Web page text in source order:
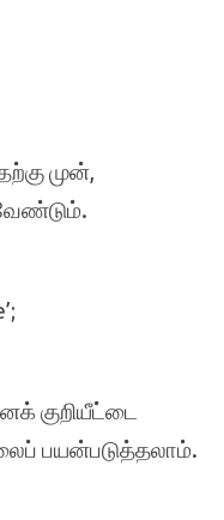
முன்,
குறியீட்டை
பயன்படுத்தலாம்.